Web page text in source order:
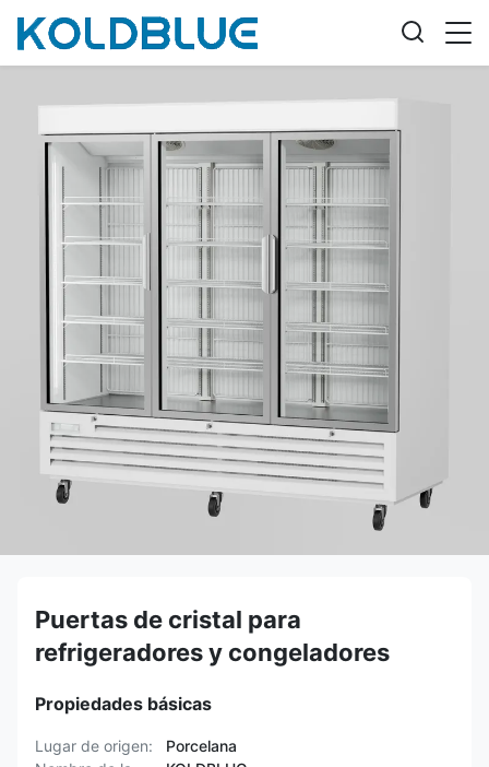
Puertas de cristal para
refrigeradores y congeladores
Propiedades básicas
Lugar de origen:
Porcelana